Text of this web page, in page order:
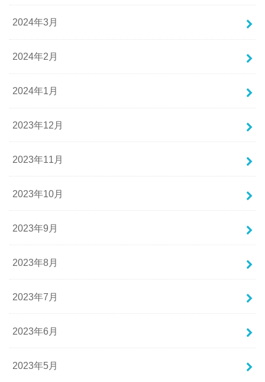
2024年3月
2024年2月
2024年1月
2023年12月
2023年11月
2023年10月
2023年9月
2023年8月
2023年7月
2023年6月
2023年5月